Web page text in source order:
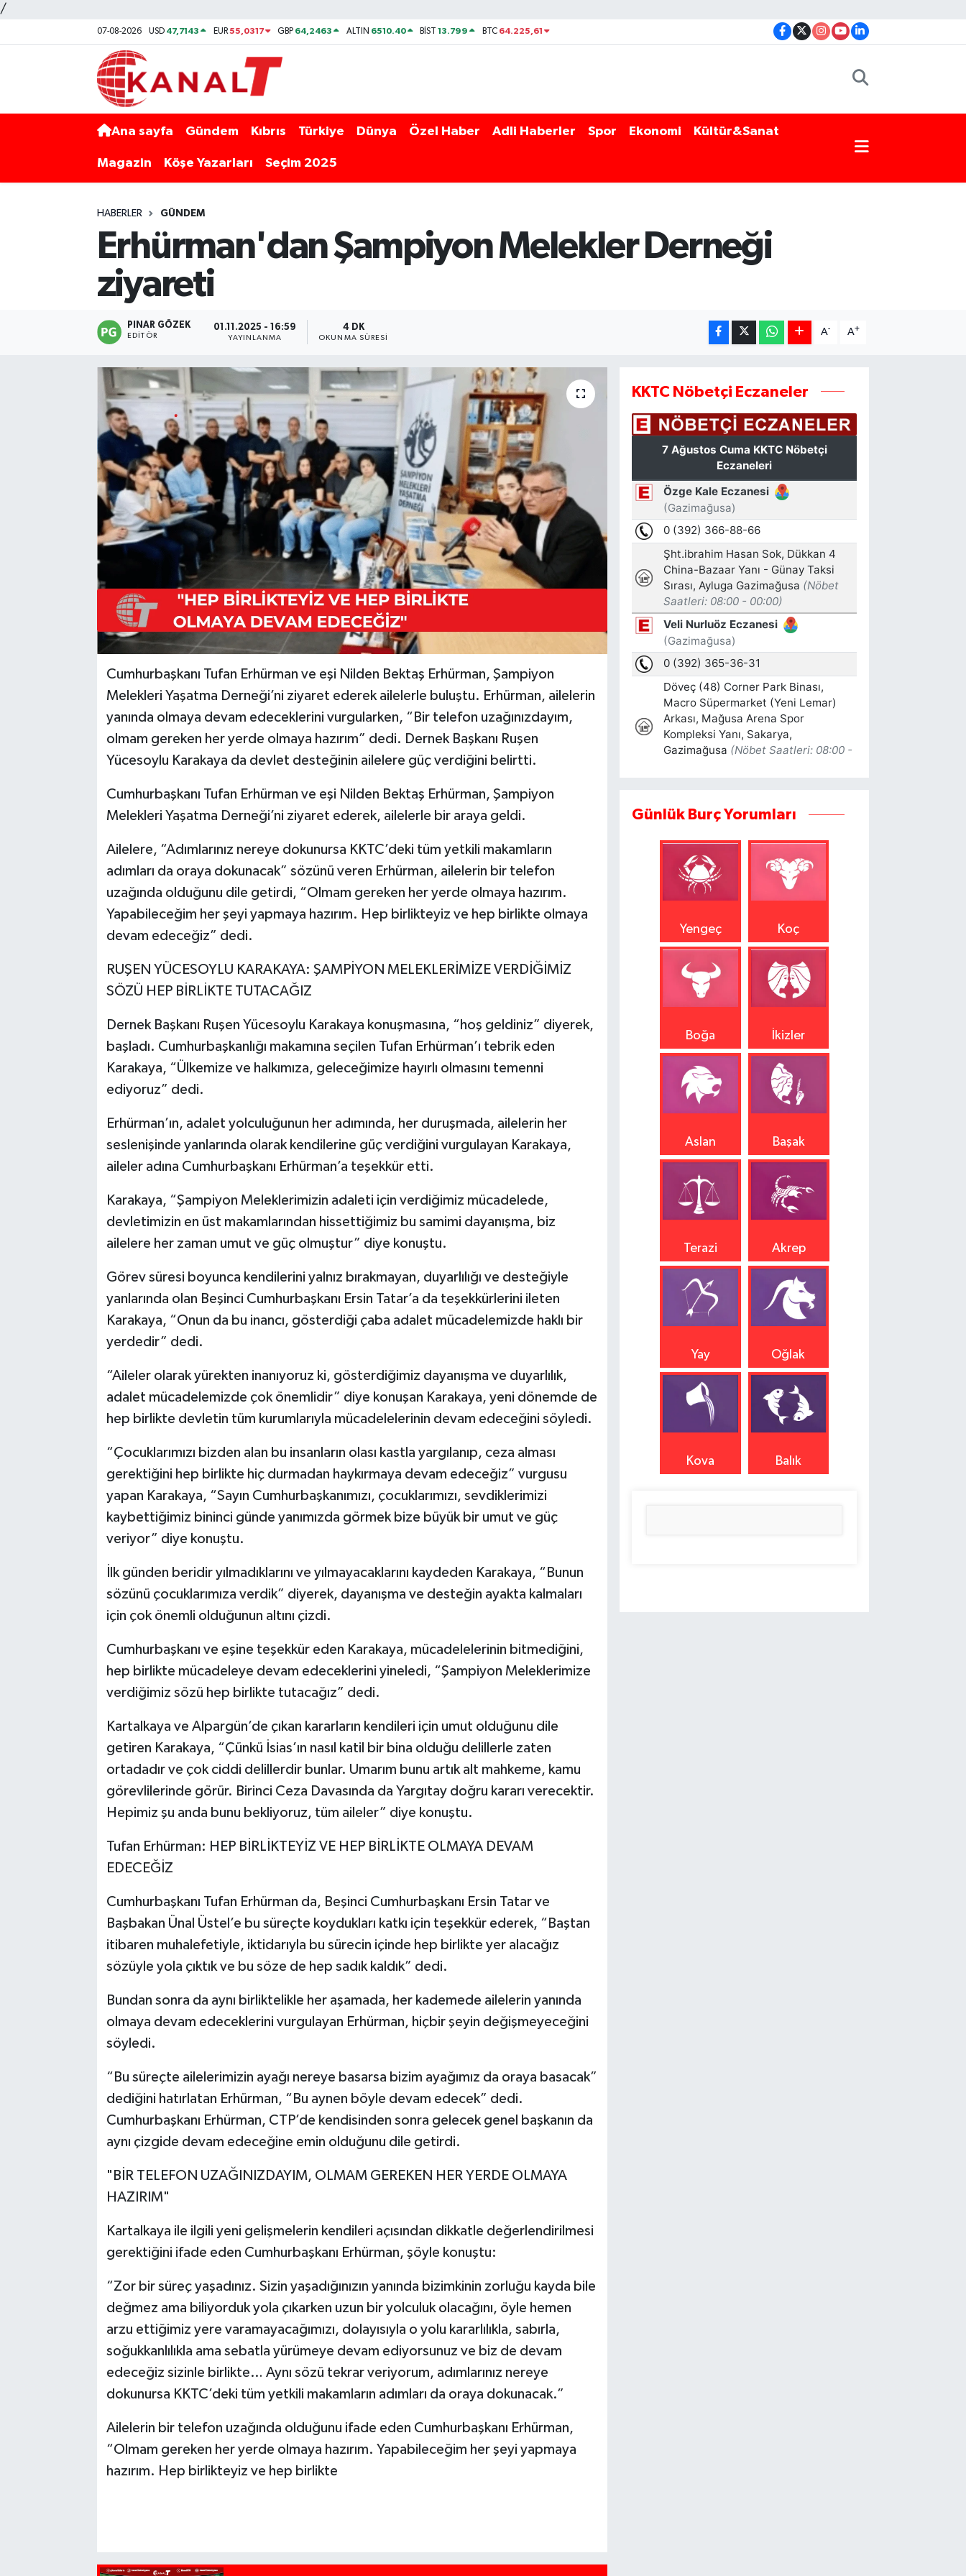
/
07-08-2026 USD 47,7143 EUR55,0317 GBP 64,2463 ALTIN 6510.40 BİST13.799 BTC 64.225,61
Ana sayfa Gündem Kıbrıs Türkiye Dünya Özel Haber Adli Haberler Spor Ekonomi Kültür&Sanat
Magazin Köşe Yazarları Seçim 2025
HABERLER GÜNDEM
Erhürman'dan Şampiyon Melekler Derneği
ziyareti
PINAR GÖZEK
EDITÖR
01.11.2025 - 16:59
YAYINLANMA
4 DK
OKUNMA SÜRESI
A- A+
Cumhurbaşkanı Tufan Erhürman ve eşi Nilden Bektaş Erhürman, Şampiyon
Melekleri Yaşatma Derneği’ni ziyaret ederek ailelerle buluştu. Erhürman, ailelerin
yanında olmaya devam edeceklerini vurgularken, “Bir telefon uzağınızdayım,
olmam gereken her yerde olmaya hazırım” dedi. Dernek Başkanı Ruşen
Yücesoylu Karakaya da devlet desteğinin ailelere güç verdiğini belirtti.
Cumhurbaşkanı Tufan Erhürman ve eşi Nilden Bektaş Erhürman, Şampiyon
Melekleri Yaşatma Derneği’ni ziyaret ederek, ailelerle bir araya geldi.
Ailelere, “Adımlarınız nereye dokunursa KKTC’deki tüm yetkili makamların
adımları da oraya dokunacak” sözünü veren Erhürman, ailelerin bir telefon
uzağında olduğunu dile getirdi, “Olmam gereken her yerde olmaya hazırım.
Yapabileceğim her şeyi yapmaya hazırım. Hep birlikteyiz ve hep birlikte olmaya
devam edeceğiz” dedi.
RUŞEN YÜCESOYLU KARAKAYA: ŞAMPİYON MELEKLERİMİZE VERDİĞİMİZ
SÖZÜ HEP BİRLİKTE TUTACAĞIZ
Dernek Başkanı Ruşen Yücesoylu Karakaya konuşmasına, “hoş geldiniz” diyerek,
başladı. Cumhurbaşkanlığı makamına seçilen Tufan Erhürman’ı tebrik eden
Karakaya, “Ülkemize ve halkımıza, geleceğimize hayırlı olmasını temenni
ediyoruz” dedi.
Erhürman’ın, adalet yolculuğunun her adımında, her duruşmada, ailelerin her
seslenişinde yanlarında olarak kendilerine güç verdiğini vurgulayan Karakaya,
aileler adına Cumhurbaşkanı Erhürman’a teşekkür etti.
Karakaya, “Şampiyon Meleklerimizin adaleti için verdiğimiz mücadelede,
devletimizin en üst makamlarından hissettiğimiz bu samimi dayanışma, biz
ailelere her zaman umut ve güç olmuştur” diye konuştu.
Görev süresi boyunca kendilerini yalnız bırakmayan, duyarlılığı ve desteğiyle
yanlarında olan Beşinci Cumhurbaşkanı Ersin Tatar’a da teşekkürlerini ileten
Karakaya, “Onun da bu inancı, gösterdiği çaba adalet mücadelemizde haklı bir
yerdedir” dedi.
“Aileler olarak yürekten inanıyoruz ki, gösterdiğimiz dayanışma ve duyarlılık,
adalet mücadelemizde çok önemlidir” diye konuşan Karakaya, yeni dönemde de
hep birlikte devletin tüm kurumlarıyla mücadelelerinin devam edeceğini söyledi.
“Çocuklarımızı bizden alan bu insanların olası kastla yargılanıp, ceza alması
gerektiğini hep birlikte hiç durmadan haykırmaya devam edeceğiz” vurgusu
yapan Karakaya, “Sayın Cumhurbaşkanımızı, çocuklarımızı, sevdiklerimizi
kaybettiğimiz bininci günde yanımızda görmek bize büyük bir umut ve güç
veriyor” diye konuştu.
İlk günden beridir yılmadıklarını ve yılmayacaklarını kaydeden Karakaya, “Bunun
sözünü çocuklarımıza verdik” diyerek, dayanışma ve desteğin ayakta kalmaları
için çok önemli olduğunun altını çizdi.
Cumhurbaşkanı ve eşine teşekkür eden Karakaya, mücadelelerinin bitmediğini,
hep birlikte mücadeleye devam edeceklerini yineledi, “Şampiyon Meleklerimize
verdiğimiz sözü hep birlikte tutacağız” dedi.
Kartalkaya ve Alpargün’de çıkan kararların kendileri için umut olduğunu dile
getiren Karakaya, “Çünkü İsias’ın nasıl katil bir bina olduğu delillerle zaten
ortadadır ve çok ciddi delillerdir bunlar. Umarım bunu artık alt mahkeme, kamu
görevlilerinde görür. Birinci Ceza Davasında da Yargıtay doğru kararı verecektir.
Hepimiz şu anda bunu bekliyoruz, tüm aileler” diye konuştu.
Tufan Erhürman: HEP BİRLİKTEYİZ VE HEP BİRLİKTE OLMAYA DEVAM
EDECEĞİZ
Cumhurbaşkanı Tufan Erhürman da, Beşinci Cumhurbaşkanı Ersin Tatar ve
Başbakan Ünal Üstel’e bu süreçte koydukları katkı için teşekkür ederek, “Baştan
itibaren muhalefetiyle, iktidarıyla bu sürecin içinde hep birlikte yer alacağız
sözüyle yola çıktık ve bu söze de hep sadık kaldık” dedi.
Bundan sonra da aynı birliktelikle her aşamada, her kademede ailelerin yanında
olmaya devam edeceklerini vurgulayan Erhürman, hiçbir şeyin değişmeyeceğini
söyledi.
“Bu süreçte ailelerimizin ayağı nereye basarsa bizim ayağımız da oraya basacak”
dediğini hatırlatan Erhürman, “Bu aynen böyle devam edecek” dedi.
Cumhurbaşkanı Erhürman, CTP’de kendisinden sonra gelecek genel başkanın da
aynı çizgide devam edeceğine emin olduğunu dile getirdi.
"BİR TELEFON UZAĞINIZDAYIM, OLMAM GEREKEN HER YERDE OLMAYA
HAZIRIM"
Kartalkaya ile ilgili yeni gelişmelerin kendileri açısından dikkatle değerlendirilmesi
gerektiğini ifade eden Cumhurbaşkanı Erhürman, şöyle konuştu:
“Zor bir süreç yaşadınız. Sizin yaşadığınızın yanında bizimkinin zorluğu kayda bile
değmez ama biliyorduk yola çıkarken uzun bir yolculuk olacağını, öyle hemen
arzu ettiğimiz yere varamayacağımızı, dolayısıyla o yolu kararlılıkla, sabırla,
soğukkanlılıkla ama sebatla yürümeye devam ediyorsunuz ve biz de devam
edeceğiz sizinle birlikte… Aynı sözü tekrar veriyorum, adımlarınız nereye
dokunursa KKTC’deki tüm yetkili makamların adımları da oraya dokunacak.”
Ailelerin bir telefon uzağında olduğunu ifade eden Cumhurbaşkanı Erhürman,
“Olmam gereken her yerde olmaya hazırım. Yapabileceğim her şeyi yapmaya
hazırım. Hep birlikteyiz ve hep birlikte
KKTC Nöbetçi Eczaneler
Günlük Burç Yorumları
Yengeç Koç
Boğa İkizler
Aslan Başak
Terazi Akrep
Yay Oğlak
Kova Balık